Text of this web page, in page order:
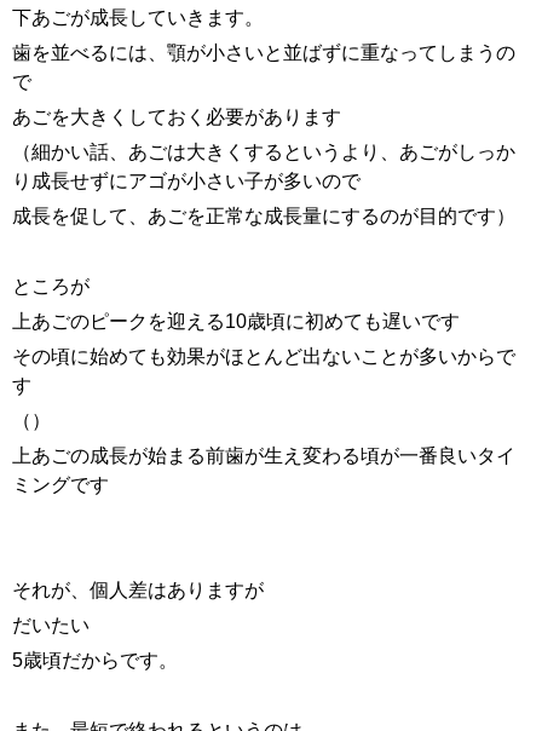
下あごが成長していきます。
歯を並べるには、顎が小さいと並ばずに重なってしまうの
で
あごを大きくしておく必要があります
（細かい話、あごは大きくするというより、あごがしっか
り成長せずにアゴが小さい子が多いので
成長を促して、あごを正常な成長量にするのが目的です）
ところが
上あごのピークを迎える10歳頃に初めても遅いです
その頃に始めても効果がほとんど出ないことが多いからで
す
（）
上あごの成長が始まる前歯が生え変わる頃が一番良いタイ
ミングです
それが、個人差はありますが
だいたい
5歳頃だからです。